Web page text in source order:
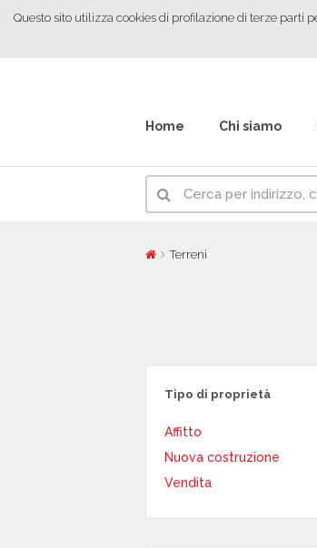
Home Chi siamo
Terreni
Tipo di proprietà
Affitto
Nuova costruzione
Vendita
Questo sito utilizza cookies di profilazione di terze parti